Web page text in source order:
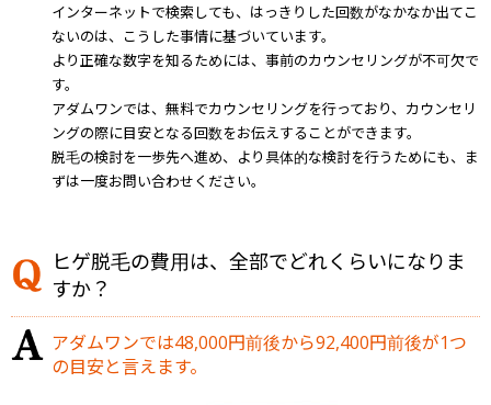
インターネットで検索しても、はっきりした回数がなかなか出てこ
ないのは、こうした事情に基づいています。
より正確な数字を知るためには、事前のカウンセリングが不可欠で
す。
アダムワンでは、無料でカウンセリングを行っており、カウンセリ
ングの際に目安となる回数をお伝えすることができます。
脱毛の検討を一歩先へ進め、より具体的な検討を行うためにも、ま
ずは一度お問い合わせください。
ヒゲ脱毛の費用は、全部でどれくらいになりま
すか？
アダムワンでは48,000円前後から92,400円前後が1つ
の目安と言えます。